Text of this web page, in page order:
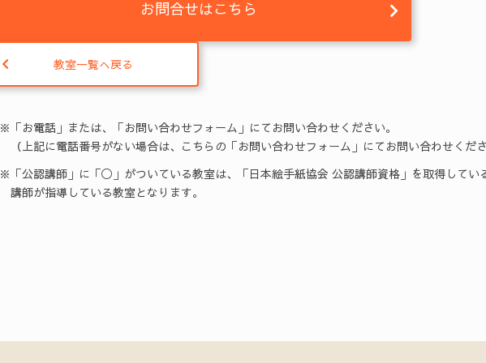
お問合せはこちら
教室一覧へ戻る
※「お電話」または、「お問い合わせフォーム」にてお問い合わせください。
（上記に電話番号がない場合は、こちらの「お問い合わせフォーム」にてお問い合わせくださ
※「公認講師」に「◯」がついている教室は、「日本絵手紙協会 公認講師資格」を取得してい
講師が指導している教室となります。